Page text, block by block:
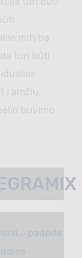
mitybą
turi būti
į amžių,
buvimo
‒ padeda